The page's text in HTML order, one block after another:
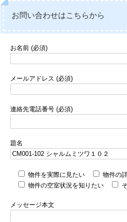
お問い合わせはこちらから
お名前 (必須)
メールアドレス (必須)
連絡先電話番号 (必須)
題名
物件を実際に見たい
物件の
物件の空室状況を知りたい
メッセージ本文